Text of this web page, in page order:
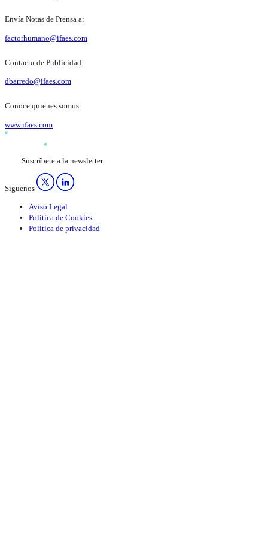
Envía Notas de Prensa a:
factorhumano@ifaes.com
Contacto de Publicidad:
dbarredo@ifaes.com
Conoce quienes somos:
www.ifaes.com
Suscríbete a la newsletter
Síguenos
Aviso Legal
Política de Cookies
Política de privacidad